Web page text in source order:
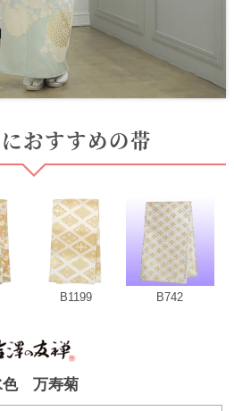
おすすめの帯
B1199 B742
色 万寿菊